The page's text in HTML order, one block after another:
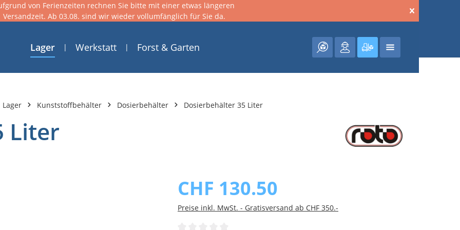
von Ferienzeiten rechnen Sie bitte mit einer etwas längeren
Versandzeit. Ab 03.08. sind wir wieder vollumfänglich für Sie da.
Lager Werkstatt Forst & Garten Warenkorb enthält 0
Lager Kunststoffbehälter Dosierbehälter Dosierbehälter 35 Liter
Liter
CHF 130.50
Preise inkl. MwSt. - Gratisversand ab CHF 350.-